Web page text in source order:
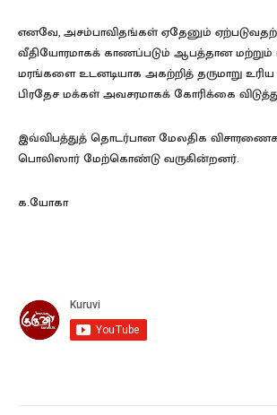
எனவே, அசம்பாவிதங்கள் ஏதேனும்
வீதியோரமாகக் காணப்படும் ஆபத்தான மற்றும்
மரங்களை உடனடியாக அகற்றித் தருமாறு உரிய
பிரதேச மக்கள் அவசரமாகக் கோரிக்கை
இவ்விபத்துத் தொடர்பான மேலதிக
பொலிஸார் மேற்கொண்டு வருகின்றனர்.
க.யோகா